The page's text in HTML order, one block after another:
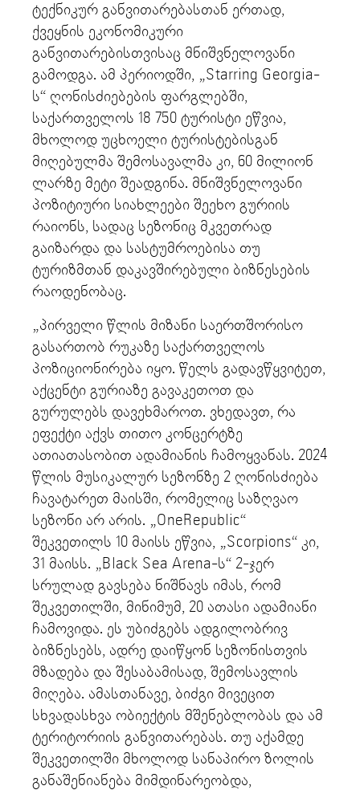
ტექნიკურ განვითარებასთან ერთად,
ქვეყნის ეკონომიკური
განვითარებისთვისაც მნიშვნელოვანი
გამოდგა. ამ პერიოდში, „Starring Georgia-
ს“ ღონისძიებების ფარგლებში,
საქართველოს 18 750 ტურისტი ეწვია,
მხოლოდ უცხოელი ტურისტებისგან
მიღებულმა შემოსავალმა კი, 60 მილიონ
ლარზე მეტი შეადგინა. მნიშვნელოვანი
პოზიტიური სიახლეები შეეხო გურიის
რაიონს, სადაც სეზონიც მკვეთრად
გაიზარდა და სასტუმროებისა თუ
ტურიზმთან დაკავშირებული ბიზნესების
რაოდენობაც.
„პირველი წლის მიზანი საერთშორისო
გასართობ რუკაზე საქართველოს
პოზიციონირება იყო. წელს გადავწყვიტეთ,
აქცენტი გურიაზე გავაკეთოთ და
გურულებს დავეხმაროთ. ვხედავთ, რა
ეფექტი აქვს თითო კონცერტზე
ათიათასობით ადამიანის ჩამოყვანას. 2024
წლის მუსიკალურ სეზონზე 2 ღონისძიება
ჩავატარეთ მაისში, რომელიც საზღვაო
სეზონი არ არის. „OneRepublic“
შეკვეთილს 10 მაისს ეწვია, „Scorpions“ კი,
31 მაისს. „Black Sea Arena-ს“ 2-ჯერ
სრულად გავსება ნიშნავს იმას, რომ
შეკვეთილში, მინიმუმ, 20 ათასი ადამიანი
ჩამოვიდა. ეს უბიძგებს ადგილობრივ
ბიზნესებს, ადრე დაიწყონ სეზონისთვის
მზადება და შესაბამისად, შემოსავლის
მიღება. ამასთანავე, ბიძგი მივეცით
სხვადასხვა ობიექტის მშენებლობას და ამ
ტერიტორიის განვითარებას. თუ აქამდე
შეკვეთილში მხოლოდ სანაპირო ზოლის
განაშენიანება მიმდინარეობდა,